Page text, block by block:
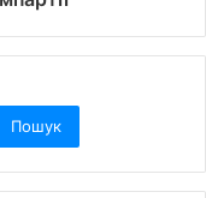
Пошук